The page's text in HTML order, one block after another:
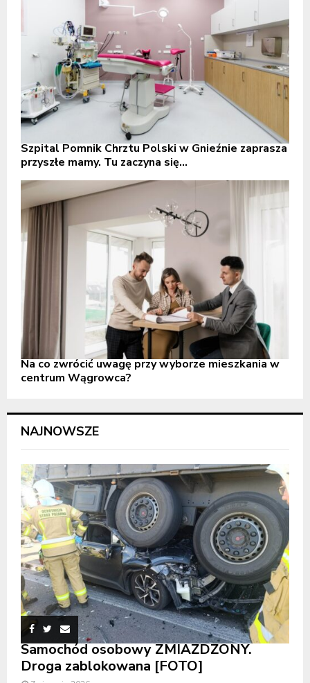
Szpital Pomnik Chrztu Polski w Gnieźnie zaprasza
przyszłe mamy. Tu zaczyna się...
Na co zwrócić uwagę przy wyborze mieszkania w
centrum Wągrowca?
NAJNOWSZE
Samochód osobowy ZMIAŻDŻONY.
Droga zablokowana [FOTO]